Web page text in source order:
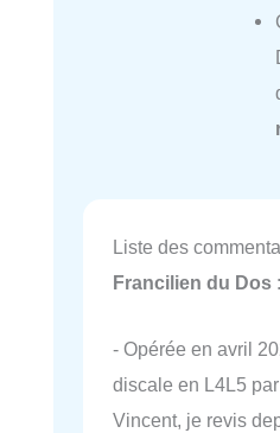
Liste des
Francilien du Dos :
- Opérée en avril
discale en L4L5
Vincent, je revis